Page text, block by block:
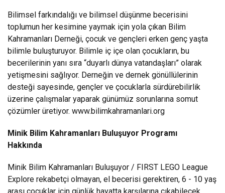
Bilimsel farkındalığı ve bilimsel düşünme becerisini
toplumun her kesimine yaymak için yola çıkan Bilim
Kahramanları Derneği, çocuk ve gençleri erken genç yaşta
bilimle buluşturuyor. Bilimle iç içe olan çocukların, bu
becerilerinin yanı sıra “duyarlı dünya vatandaşları” olarak
yetişmesini sağlıyor. Derneğin ve dernek gönüllülerinin
desteği sayesinde, gençler ve çocuklarla sürdürebilirlik
üzerine çalışmalar yaparak günümüz sorunlarına somut
çözümler üretiyor. www.bilimkahramanlari.org
Minik Bilim Kahramanları Buluşuyor Programı
Hakkında
Minik Bilim Kahramanları Buluşuyor / FIRST LEGO League
Explore rekabetçi olmayan, el becerisi gerektiren, 6 - 10 yaş